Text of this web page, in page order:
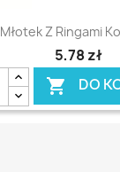
Młotek Z Ringami
5,78 zł
 DO